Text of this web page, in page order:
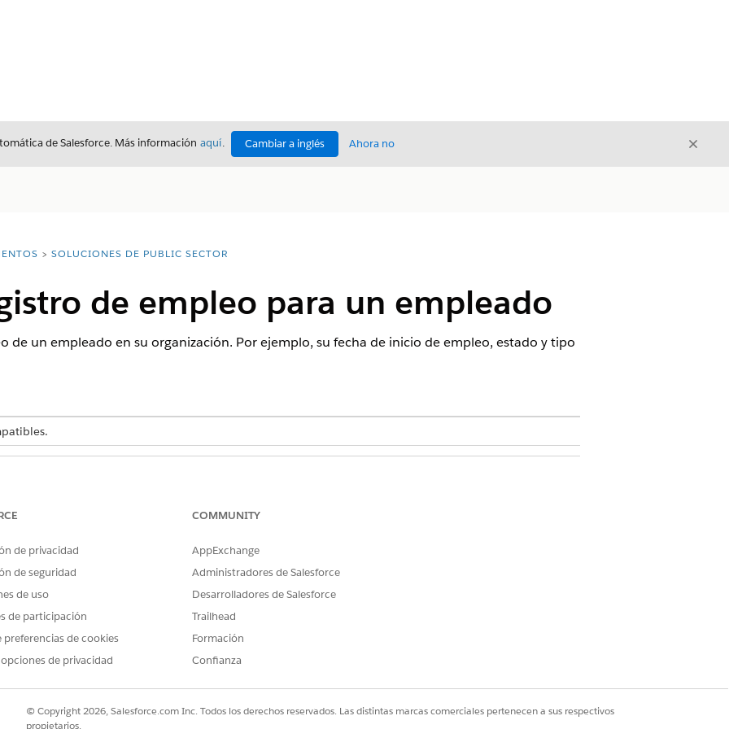
de Salesforce. Más información aquí. Cambiar a inglés Ahora no Cerrar
SOLUCIONES DE PUBLIC SECTOR
de empleo para un empleado
de un empleado en su organización. Por ejemplo, su fecha de inicio de empleo, estado y tipo
busque y seleccione Gestión de contratación
de la aplicación, seleccione
Empleosy luego haga clic enNuevo
de empleo.
de empleado y el registro de usuario del empleado.
y los detalles como el tipo de empleo, el estado y el tipo de programación, y guarde sus
de privacidad
de seguridad
de uso
de participación
preferencias de cookies
opciones de privacidad
COMMUNITY
AppExchange
Administradores de Salesforce
Desarrolladores de Salesforce
Trailhead
Formación
Confianza
© Copyright 2026, Salesforce.com Inc. Todos los derechos reservados. Las distintas marcas comerciales pertenecen a sus respectivos
propietarios.